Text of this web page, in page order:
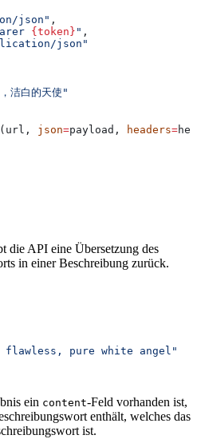
json" ,
{token} " ,
json"
洁白的天使"
json=payload, headers=
die API eine Übersetzung des
in einer Beschreibung zurück.
pure white angel"
ein content-Feld vorhanden ist,
enthält, welches das
ist.